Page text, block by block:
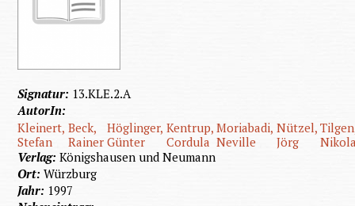
Signatur: 13.KLE.2.A
AutorIn:
Kleinert,
Stefan
Beck,
Rainer
Höglinger,
Günter
Kentrup,
Cordula
Moriabadi,
Neville
Nützel,
Jörg
Verlag:Königshausen und Neumann
Ort:Würzburg
Jahr: 1997